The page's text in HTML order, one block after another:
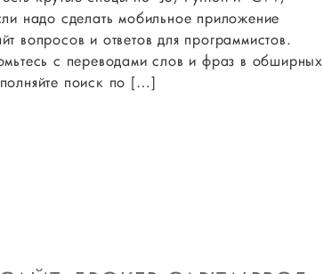
ПЕРЕВОД
надо сделать мобильное приложение
и ответов для программистов.
с переводами слов и фраз в обширных
поиск по […]